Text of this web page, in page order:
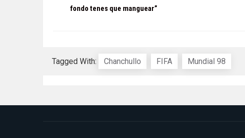
fondo tenes que manguear”
Tagged With: Chanchullo FIFA Mundial 98